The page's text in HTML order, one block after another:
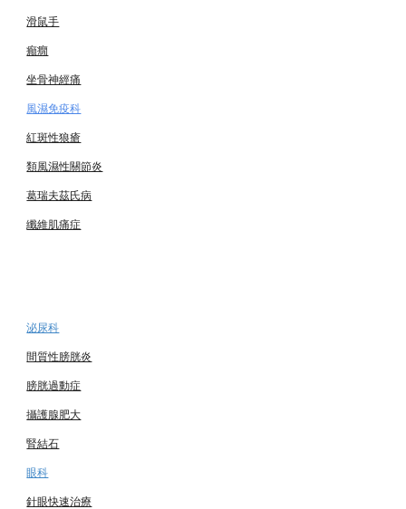
滑鼠手
癲癇
坐骨神經痛
風濕免疫科
紅斑性狼瘡
類風濕性關節炎
葛瑞夫茲氏病
纖維肌痛症
泌尿科
間質性膀胱炎
膀胱過動症
攝護腺肥大
腎結石
眼科
針眼快速治療